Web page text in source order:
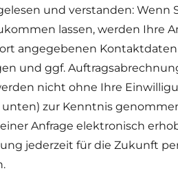
und verstanden: Wenn
lassen, werden Ihre
angegebenen
und ggf.
nicht ohne Ihre
zur Kenntnis
Anfrage elektronisch
jederzeit für die Zukunft